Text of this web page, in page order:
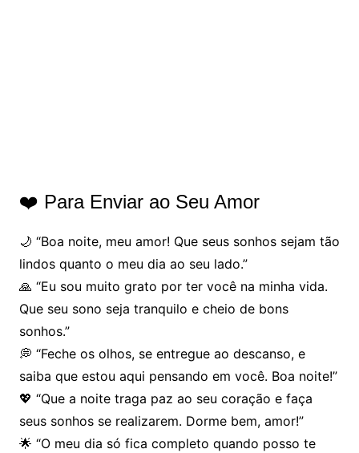
❤️ Para Enviar ao Seu Amor
🌙 “Boa noite, meu amor! Que seus sonhos sejam tão
lindos quanto o meu dia ao seu lado.”
🙏 “Eu sou muito grato por ter você na minha vida.
Que seu sono seja tranquilo e cheio de bons
sonhos.”
💭 “Feche os olhos, se entregue ao descanso, e
saiba que estou aqui pensando em você. Boa noite!”
💖 “Que a noite traga paz ao seu coração e faça
seus sonhos se realizarem. Dorme bem, amor!”
🌟 “O meu dia só fica completo quando posso te